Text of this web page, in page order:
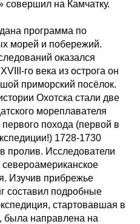
совершил на Камчатку.
программа по
морей и побережий.
оказался
го века из острога он
приморский посёлок.
Охотска стали две
мореплавателя
похода (первой в
1728-1730
пролив. Исследователи
североамериканское
Изучив прибрежье
составил подробные
стартовавшая в
была направлена на